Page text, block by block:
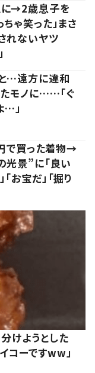
に→2歳息子を
ゃ笑った」まさ
れないヤツ
…遠方に違和
たモノに……「ぐ
…」
で買った着物→
景”に「良い
お宝だ」「掘り
けようとした
ーですww」